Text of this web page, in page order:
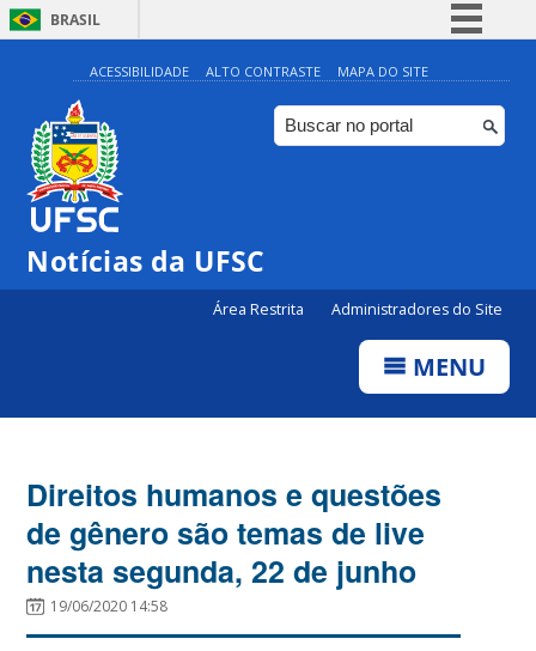
BRASIL
Simplifique!
Comunica BR
Participe
ACESSIBILIDADE ALTO CONTRASTE MAPA DO SITE
Notícias da UFSC
Área Restrita Administradores do Site
MENU
Direitos humanos e questões
de gênero são temas de live
nesta segunda, 22 de junho
19/06/2020 14:58